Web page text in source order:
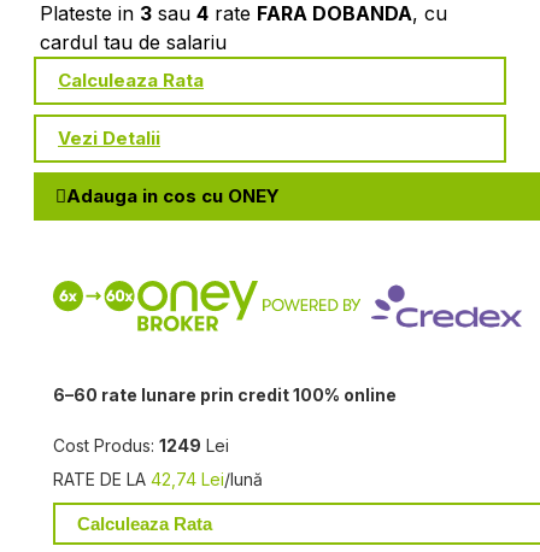
Plateste in 3 sau 4 rate FARA DOBANDA, cu
cardul tau de salariu
Calculeaza Rata
Vezi Detalii
Adauga in cos cu ONEY
6–60 rate lunare prin credit 100% online
Cost Produs: 1249 Lei
RATE DE LA 42,74 Lei/lună
Calculeaza Rata